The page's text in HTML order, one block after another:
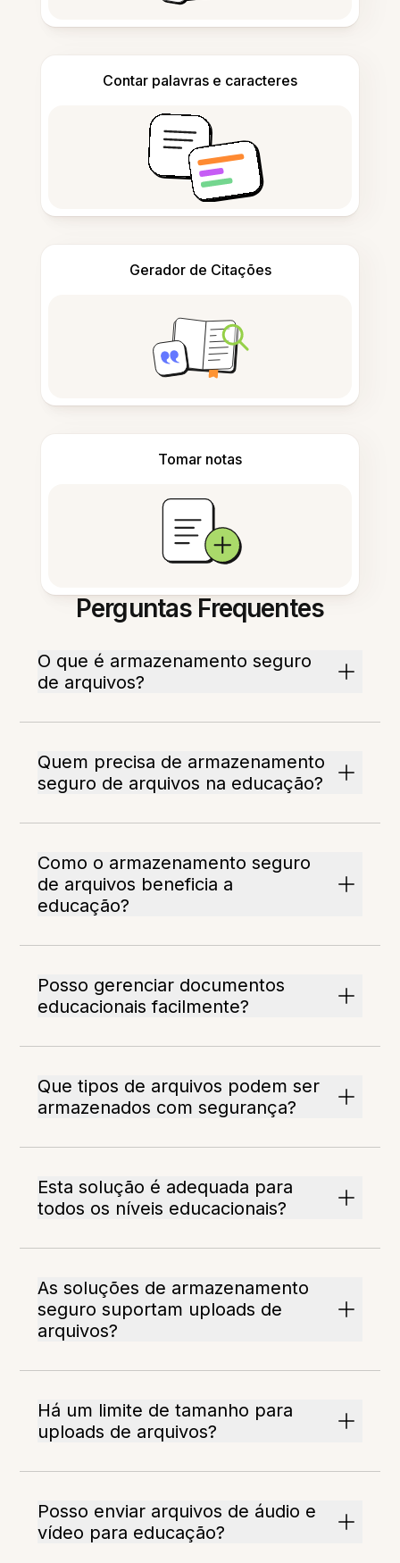
Contar palavras e caracteres
Gerador de Citações
Tomar notas
Perguntas Frequentes
O que é armazenamento seguro
de arquivos?
Quem precisa de armazenamento
seguro de arquivos na educação?
Como o armazenamento seguro
de arquivos beneficia a
educação?
Posso gerenciar documentos
educacionais facilmente?
Que tipos de arquivos podem ser
armazenados com segurança?
Esta solução é adequada para
todos os níveis educacionais?
As soluções de armazenamento
seguro suportam uploads de
arquivos?
Há um limite de tamanho para
uploads de arquivos?
Posso enviar arquivos de áudio e
vídeo para educação?